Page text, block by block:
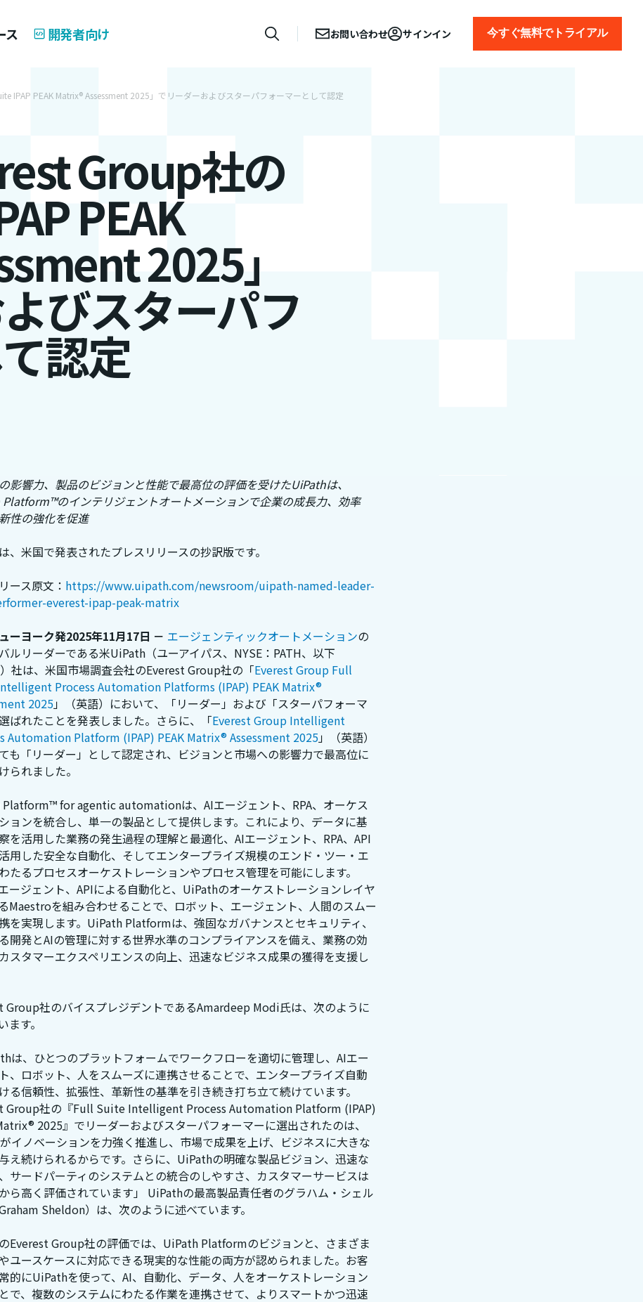
ス 開発者向け お問い合わせ サインイン 今すぐ無料でトライアル
IPAP PEAK Matrix® Assessment 2025」でリーダーおよびスターパフォーマーとして認定
Group社の
PEAK
2025」
びスターパフ
認定
影響力、製品のビジョンと性能で最高位の評価を受けたUiPathは、
Platform™のインテリジェントオートメーションで企業の成長力、効率
性の強化を促進
、米国で発表されたプレスリリースの抄訳版です。
ース原文： https://www.uipath.com/newsroom/uipath-named-leader-
everest-ipap-peak-matrix
ーヨーク発2025年11月17日 － エージェンティックオートメーションの
ルリーダーである米UiPath（ユーアイパス、NYSE：PATH、以下
社は、米国市場調査会社のEverest Group社の「Everest Group Full
Process Automation Platforms (IPAP) PEAK Matrix®
2025」（英語）において、「リーダー」および「スターパフォーマ
ばれたことを発表しました。さらに、「Everest Group Intelligent
Automation Platform (IPAP) PEAK Matrix® Assessment 2025」（英語）
も「リーダー」として認定され、ビジョンと市場への影響力で最高位に
られました。
for agentic automationは、AIエージェント、RPA、オーケス
ョンを統合し、単一の製品として提供します。これにより、データに基
を活用した業務の発生過程の理解と最適化、AIエージェント、RPA、API
用した安全な自動化、そしてエンタープライズ規模のエンド・ツー・エ
たるプロセスオーケストレーションやプロセス管理を可能にします。
ージェント、APIによる自動化と、UiPathのオーケストレーションレイヤ
Maestroを組み合わせることで、ロボット、エージェント、人間のスムー
を実現します。UiPath Platformは、強固なガバナンスとセキュリティ、
開発とAIの管理に対する世界水準のコンプライアンスを備え、業務の効
スタマーエクスペリエンスの向上、迅速なビジネス成果の獲得を支援し
Group社のバイスプレジデントであるAmardeep Modi氏は、次のように
ます。
は、ひとつのプラットフォームでワークフローを適切に管理し、AIエー
、ロボット、人をスムーズに連携させることで、エンタープライズ自動
る信頼性、拡張性、革新性の基準を引き続き打ち立て続けています。
Group社の『Full Suite Intelligent Process Automation Platform (IPAP)
2025』でリーダーおよびスターパフォーマーに選出されたのは、
イノベーションを力強く推進し、市場で成果を上げ、ビジネスに大きな
え続けられるからです。さらに、UiPathの明確な製品ビジョン、迅速な
サードパーティのシステムとの統合のしやすさ、カスタマーサービスは
ら高く評価されています」 UiPathの最高製品責任者のグラハム・シェル
Sheldon）は、次のように述べています。
のEverest Group社の評価では、UiPath Platformのビジョンと、さまざま
ユースケースに対応できる現実的な性能の両方が認められました。お客
的にUiPathを使って、AI、自動化、データ、人をオーケストレーション
で、複数のシステムにわたる作業を連携させて、よりスマートかつ迅速